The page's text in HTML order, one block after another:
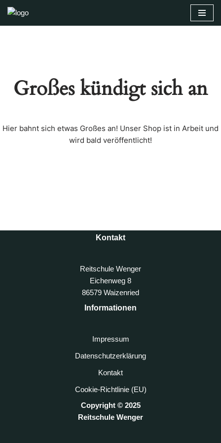
Zum
Großes kündigt sich an
Hier bahnt sich etwas Großes an! Unser Shop ist in Arbeit und
wird bald veröffentlicht!
Kontakt
Reitschule Wenger
Eichenweg 8
86579 Waizenried
Informationen
Impressum
Datenschutzerklärung
Kontakt
Cookie-Richtlinie (EU)
Copyright © 2025
Reitschule Wenger